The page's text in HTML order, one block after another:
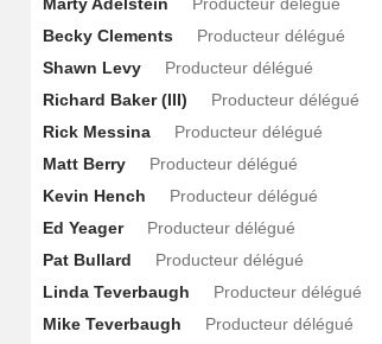
Becky Clements
Producteur délégué
Shawn Levy
Producteur délégué
Richard Baker (III)
Producteur délégué
Rick Messina
Producteur délégué
Matt Berry
Producteur délégué
Kevin Hench
Producteur délégué
Ed Yeager
Producteur délégué
Pat Bullard
Producteur délégué
Linda Teverbaugh
Producteur délégué
Mike Teverbaugh
Producteur délégué